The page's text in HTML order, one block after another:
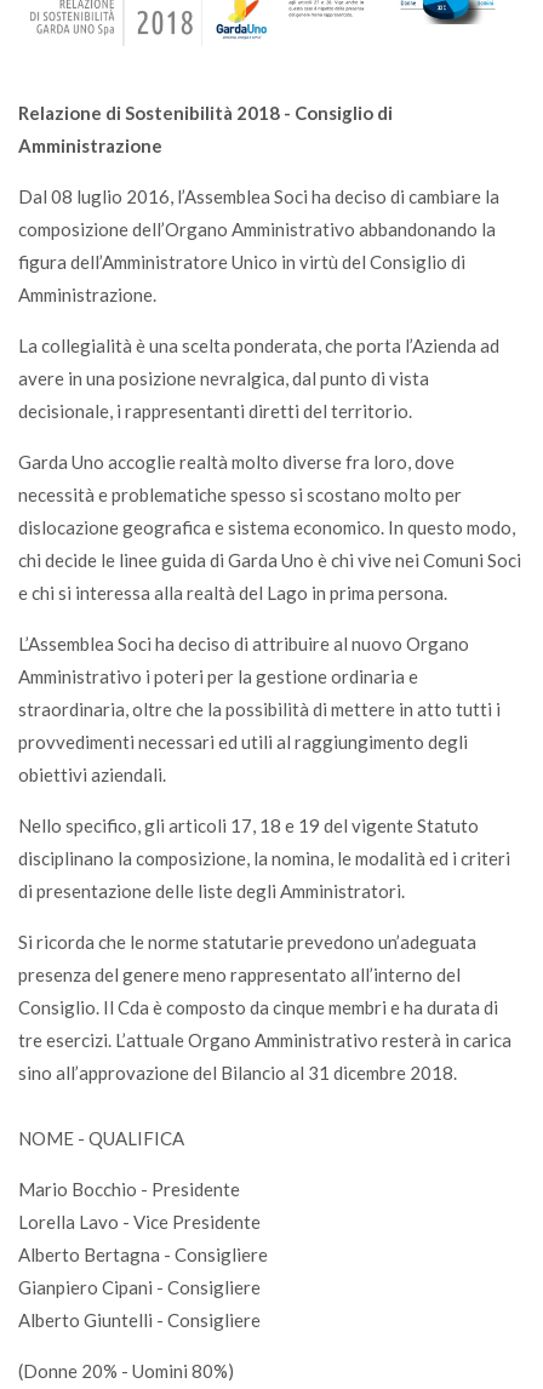
Relazione di Sostenibilità 2018 - Consiglio di
Amministrazione
Dal 08 luglio 2016, l’Assemblea Soci ha deciso di cambiare la
composizione dell’Organo Amministrativo abbandonando la
figura dell’Amministratore Unico in virtù del Consiglio di
Amministrazione.
La collegialità è una scelta ponderata, che porta l’Azienda ad
avere in una posizione nevralgica, dal punto di vista
decisionale, i rappresentanti diretti del territorio.
Garda Uno accoglie realtà molto diverse fra loro, dove
necessità e problematiche spesso si scostano molto per
dislocazione geografica e sistema economico. In questo modo,
chi decide le linee guida di Garda Uno è chi vive nei Comuni Soci
e chi si interessa alla realtà del Lago in prima persona.
L’Assemblea Soci ha deciso di attribuire al nuovo Organo
Amministrativo i poteri per la gestione ordinaria e
straordinaria, oltre che la possibilità di mettere in atto tutti i
provvedimenti necessari ed utili al raggiungimento degli
obiettivi aziendali.
Nello specifico, gli articoli 17, 18 e 19 del vigente Statuto
disciplinano la composizione, la nomina, le modalità ed i criteri
di presentazione delle liste degli Amministratori.
Si ricorda che le norme statutarie prevedono un’adeguata
presenza del genere meno rappresentato all’interno del
Consiglio. Il Cda è composto da cinque membri e ha durata di
tre esercizi. L’attuale Organo Amministrativo resterà in carica
sino all’approvazione del Bilancio al 31 dicembre 2018.
NOME - QUALIFICA
Mario Bocchio - Presidente
Lorella Lavo - Vice Presidente
Alberto Bertagna - Consigliere
Gianpiero Cipani - Consigliere
Alberto Giuntelli - Consigliere
(Donne 20% - Uomini 80%)